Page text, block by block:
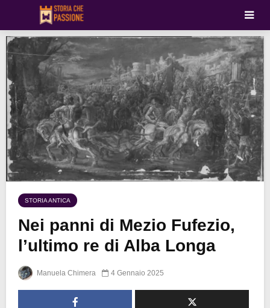
STORIA ANTICA
Nei panni di Mezio Fufezio,
l’ultimo re di Alba Longa
Manuela Chimera 4 Gennaio 2025